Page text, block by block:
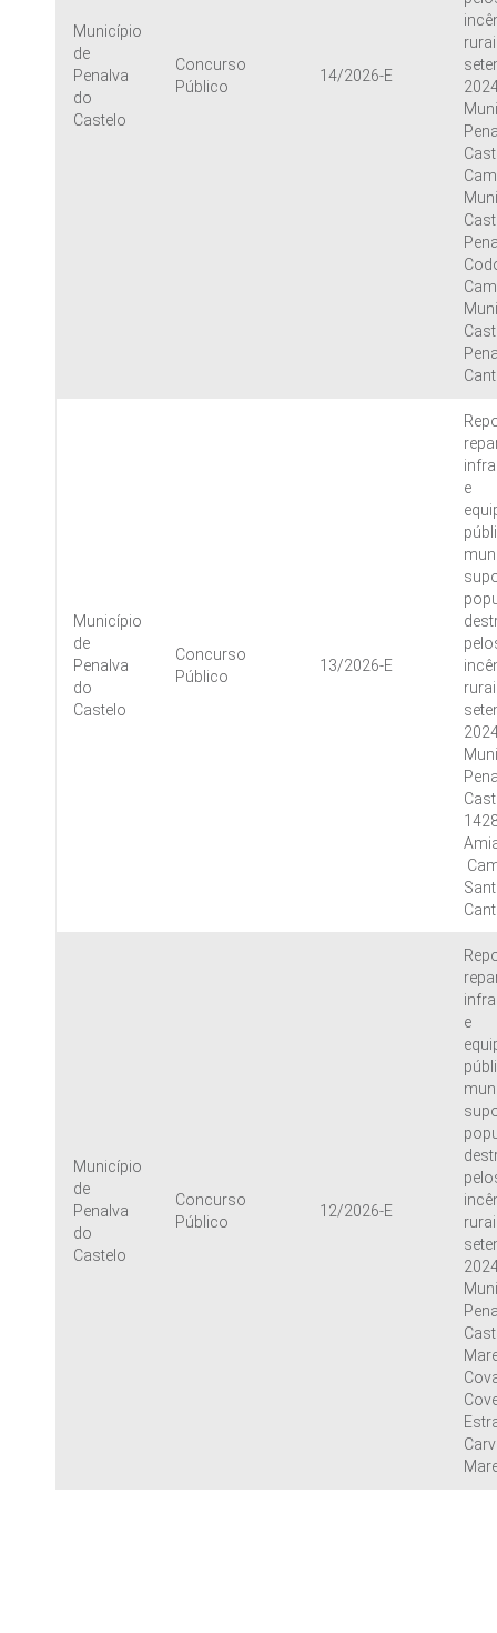
Município
de
Penalva
do
Castelo
Concurso
Público
14/2026-E
Município
de
Penalva
do
Castelo
Concurso
Público
13/2026-E
e

Município
de
Penalva
do
Castelo
Concurso
Público
12/2026-E
e